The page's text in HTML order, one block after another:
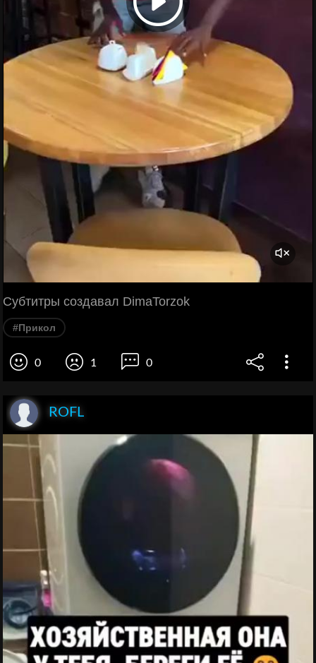
Субтитры создавал DimaTorzok
#Прикол
0 1 0
ROFL